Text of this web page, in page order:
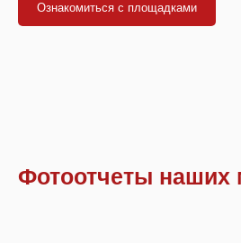
Ознакомиться с площадками
Фотоотчеты наших